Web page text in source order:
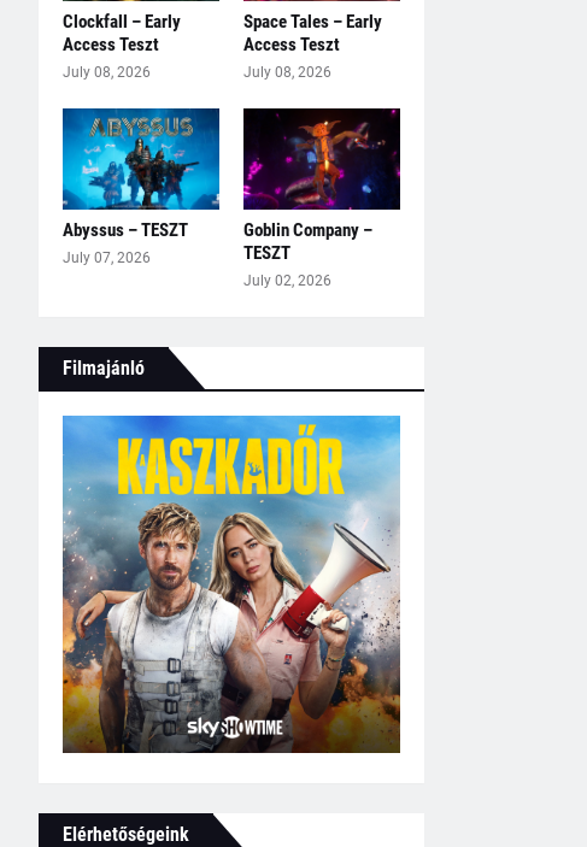
Clockfall – Early
Access Teszt
July 08, 2026
Space Tales – Early
Access Teszt
July 08, 2026
Abyssus – TESZT
July 07, 2026
Goblin Company –
TESZT
July 02, 2026
Filmajánló
Elérhetőségeink